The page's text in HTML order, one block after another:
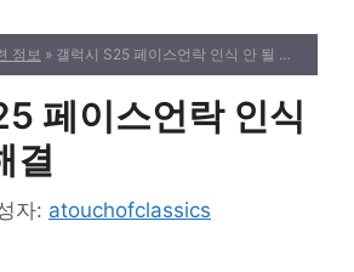
정보 » 갤럭시 S25 페이스언락 인식 안 될 때 해결
페이스언락 인식
결
자: atouchofclassics